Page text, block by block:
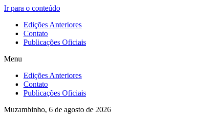
Ir para o conteúdo
Edições Anteriores
Contato
Publicações Oficiais
Menu
Edições Anteriores
Contato
Publicações Oficiais
Muzambinho, 6 de agosto de 2026